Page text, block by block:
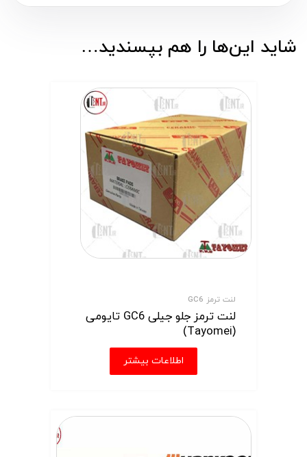
شاید این‌ها را هم بپسندید…
لنت ترمز GC6
لنت ترمز جلو جیلی GC6 تایومی
(Tayomei)
اطلاعات بیشتر